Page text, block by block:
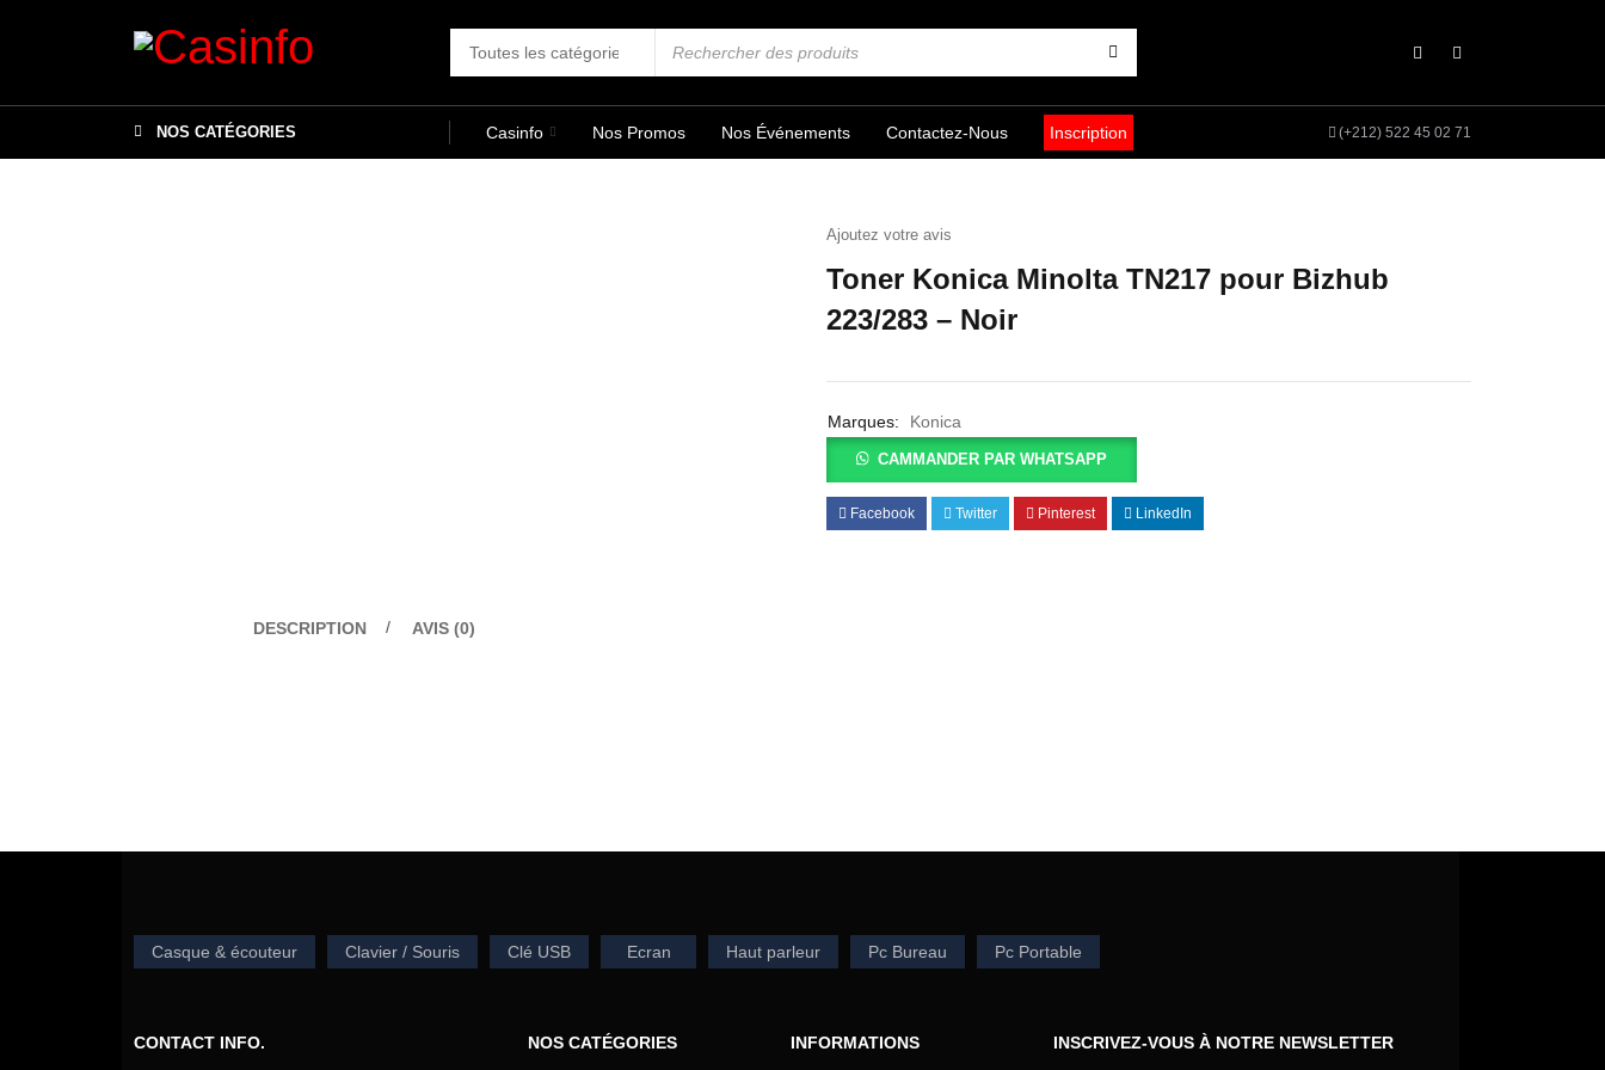
NOS CATÉGORIES Casinfo Nos Promos Nos Événements Contactez-Nous Inscription (+212) 522 45 02 71
Ajoutez votre avis
Toner Konica Minolta TN217 pour Bizhub
223/283 – Noir
Marques: Konica
CAMMANDER PAR WHATSAPP
Facebook Twitter Pinterest LinkedIn
DESCRIPTION AVIS (0)
Casque & écouteur Clavier / Souris Clé USB Ecran Haut parleur Pc Bureau Pc Portable
CONTACT INFO. NOS CATÉGORIES INFORMATIONS INSCRIVEZ-VOUS À NOTRE NEWSLETTER